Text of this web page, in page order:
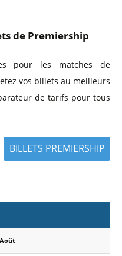
de Premiership
pour les matches de
vos billets au meilleurs
de tarifs pour tous
BILLETS PREMIERSHIP